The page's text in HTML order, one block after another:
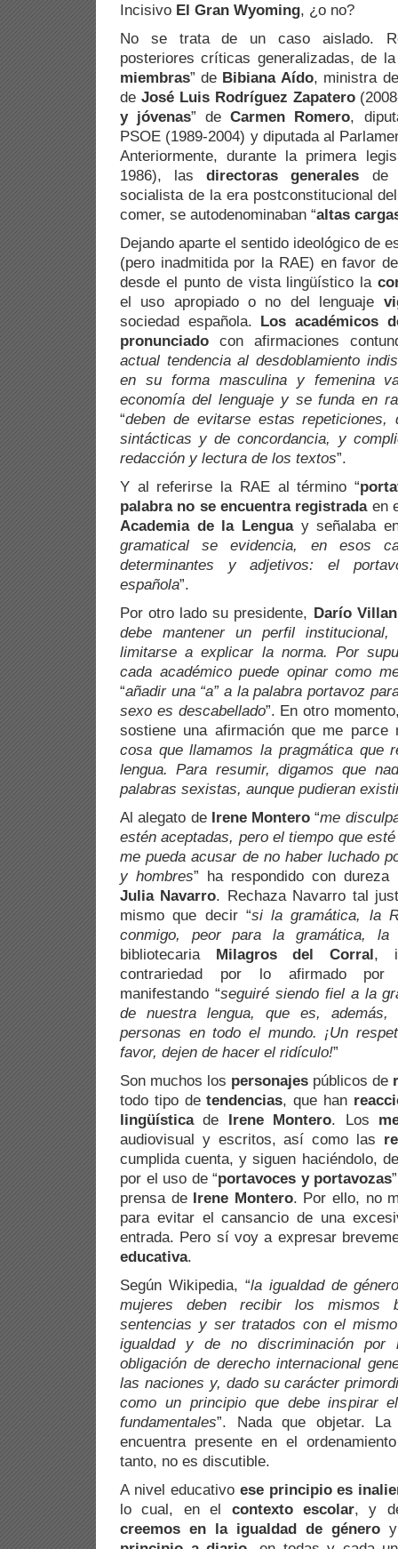
Incisivo El Gran Wyoming, ¿o no?
No se trata de un caso aislado.
posteriores críticas generalizadas, de
miembras” de Bibiana Aído, ministra
de José Luis Rodríguez Zapatero
y jóvenas” deCarmen Romero,
PSOE (1989-2004) y diputada al
Anteriormente, durante la primera
1986), lasdirectoras generales de
socialista de la era postconstitucional
comer, se autodenominaban “altas
Dejando aparte el sentido ideológico de
(pero inadmitida por la RAE) en favor
desde el punto de vista lingüístico la
el uso apropiado o no del lenguaje
sociedad española. Los académicos
pronunciado con afirmaciones
actual tendencia al desdoblamiento
en su forma masculina y femenina
economía del lenguaje y se funda en
“deben de evitarse estas repeticiones,
sintácticas y de concordancia, y
redacción y lectura de los textos”.
Y al referirse la RAE al término “
palabra no se encuentra registradaen
Academia de la Lenguay señalaba
gramatical se evidencia, en esos
determinantes y adjetivos: el
española”.
Por otro lado su presidente, Darío
debe mantener un perfil
limitarse a explicar la norma. Por
cada académico puede opinar como
“añadir una “a” a la palabra portavoz
sexo es descabellado”. En otro
sostiene una afirmación que me parce
cosa que llamamos la pragmática que
lengua. Para resumir, digamos que
palabras sexistas, aunque pudieran
Al alegato de Irene Montero “me
estén aceptadas, pero el tiempo que
me pueda acusar de no haber luchado
y hombres” ha respondido con
Julia Navarro. Rechaza Navarro tal
mismo que decir “si la gramática, la
conmigo, peor para la gramática,
bibliotecaria Milagros del Corral,
contrariedad por lo afirmado
manifestando “seguiré siendo fiel a la
de nuestra lengua, que es,
personas en todo el mundo. ¡Un
favor, dejen de hacer el ridículo!”
Son muchos los personajes públicos de
todo tipo detendencias, que han
lingüísticade Irene Montero. Los
audiovisual y escritos, así como las
cumplida cuenta, y siguen haciéndolo,
por el uso de “portavoces y portavozas
prensa de Irene Montero. Por ello, no
para evitar el cansancio de una
entrada. Pero sí voy a expresar
educativa.
Según Wikipedia, “la igualdad de
mujeres deben recibir los mismos
sentencias y ser tratados con el
igualdad y de no discriminación
obligación de derecho internacional
las naciones y, dado su carácter
como un principio que debe inspirar
fundamentales”. Nada que objetar.
encuentra presente en el
tanto, no es discutible.
A nivel educativo ese principio es
lo cual, en el contexto escolar, y
creemos en la igualdad de género